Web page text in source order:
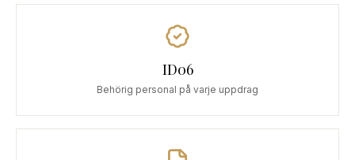
ID06
Behörig personal på varje uppdrag